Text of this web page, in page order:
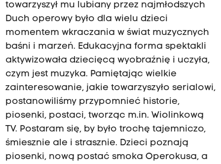
towarzyszył mu lubiany przez najmłodszych
Duch operowy było dla wielu dzieci
momentem wkraczania w świat muzycznych
baśni i marzeń. Edukacyjna forma spektakli
aktywizowała dziecięcą wyobraźnię i uczyła,
czym jest muzyka. Pamiętając wielkie
zainteresowanie, jakie towarzyszyło serialowi,
postanowiliśmy przypomnieć historie,
piosenki, postaci, tworząc m.in. Wiolinkową
TV. Postaram się, by było trochę tajemniczo,
śmiesznie ale i strasznie. Dzieci poznają
piosenki, nową postać smoka Operokusa, a